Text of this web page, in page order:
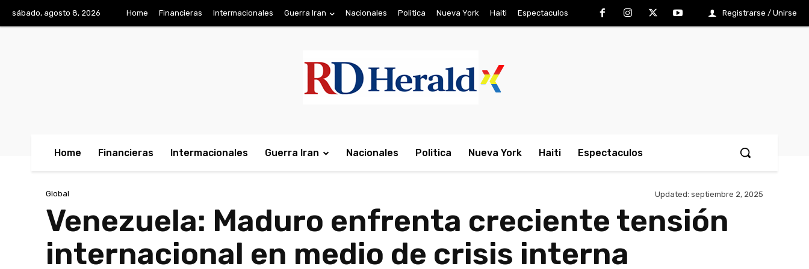
sábado, agosto 8, 2026 Home Financieras Intermacionales Guerra Iran Nacionales Politica Nueva York Haiti Espectaculos Registrarse / Unirse
Home Financieras Intermacionales Guerra Iran Nacionales Politica Nueva York Haiti Espectaculos
Global Updated: septiembre 2, 2025
Venezuela: Maduro enfrenta creciente tensión
internacional en medio de crisis interna